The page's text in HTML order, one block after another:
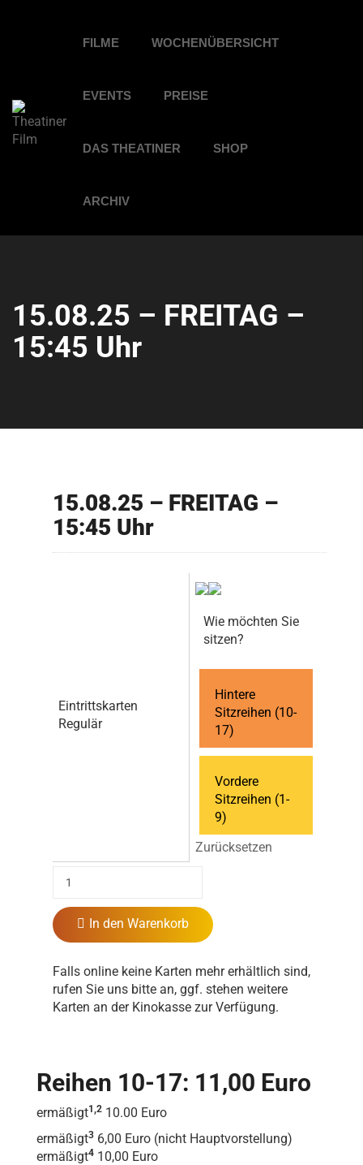
FILME WOCHENÜBERSICHT
EVENTS PREISE
DAS THEATINER SHOP
ARCHIV
15.08.25 – FREITAG –
15:45 Uhr
15.08.25 – FREITAG –
15:45 Uhr
Eintrittskarten
Regulär
Wie möchten Sie
sitzen?
Hintere
Sitzreihen (10-
17)
Vordere
Sitzreihen (1-
9)
Zurücksetzen
In den Warenkorb
Falls online keine Karten mehr erhältlich sind,
rufen Sie uns bitte an, ggf. stehen weitere
Karten an der Kinokasse zur Verfügung.
Reihen 10-17: 11,00 Euro
ermäßigt1,2 10.00 Euro
ermäßigt3 6,00 Euro (nicht Hauptvorstellung)
ermäßigt4 10,00 Euro